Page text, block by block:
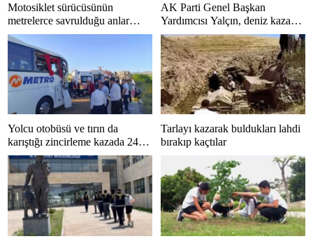
Motosiklet sürücüsünün
metrelerce savrulduğu anlar
güvenlik kamerasında
AK Parti Genel Başkan
Yardımcısı Yalçın, deniz kazası
sonrası hastaneye kaldırıldı
Yolcu otobüsü ve tırın da
karıştığı zincirleme kazada 24
kişi yaralandı
Tarlayı kazarak buldukları lahdi
bırakıp kaçtılar